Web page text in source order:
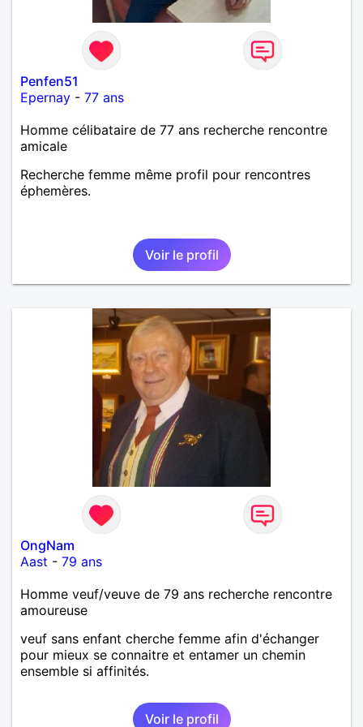
Penfen51
Epernay - 77 ans
Homme célibataire de 77 ans recherche rencontre
amicale
Recherche femme même profil pour rencontres
éphemères.
Voir le profil
OngNam
Aast - 79 ans
Homme veuf/veuve de 79 ans recherche rencontre
amoureuse
veuf sans enfant cherche femme afin d'échanger
pour mieux se connaitre et entamer un chemin
ensemble si affinités.
Voir le profil